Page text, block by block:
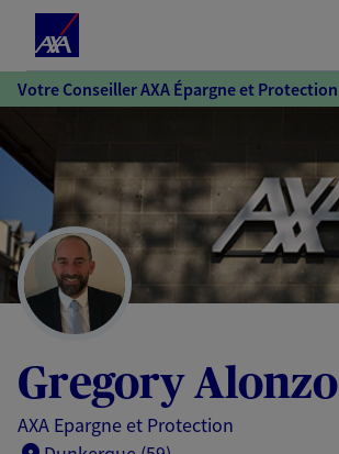
Accéder
au
Accéder
au
pied
de
page
Votre Conseiller AXA Épargne et Protection
Gregory Alonzo
AXA Epargne et Protection